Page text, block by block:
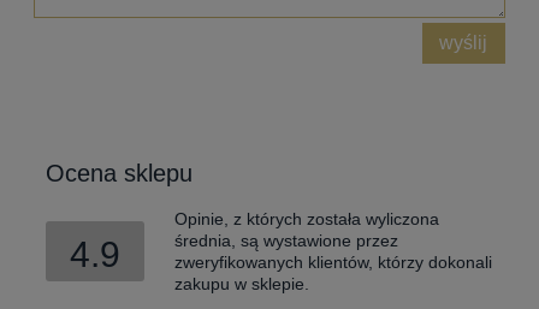
wyślij
Ocena sklepu
4.9
Opinie, z których została wyliczona
średnia, są wystawione przez
zweryfikowanych klientów, którzy dokonali
zakupu w sklepie.